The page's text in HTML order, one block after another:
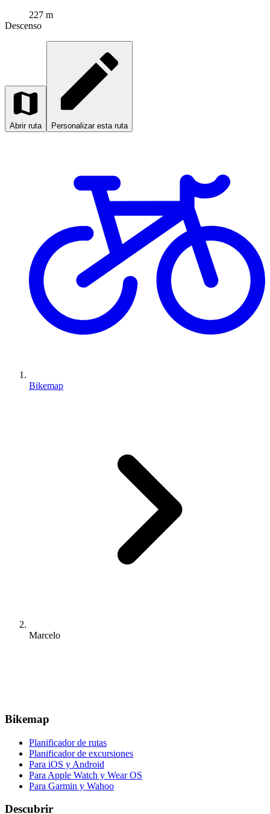
227 m
Descenso
Abrir ruta Personalizar esta ruta
Bikemap
Marcelo
Bikemap
Planificador de rutas
Planificador de excursiones
Para iOS y Android
Para Apple Watch y Wear OS
Para Garmin y Wahoo
Descubrir